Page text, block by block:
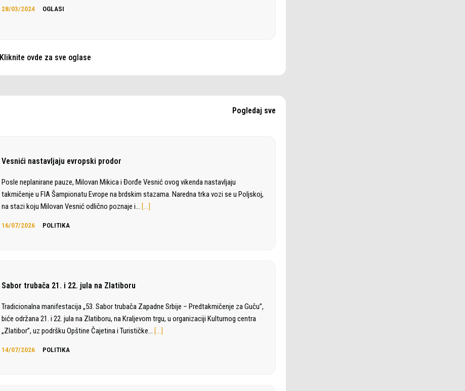
28/03/2024 OGLASI
Kliknite ovde za sve oglase
Pogledaj sve
Vesnići nastavljaju evropski prodor
Posle neplanirane pauze, Milovan Mikica i Đorđe Vesnić ovog vikenda nastavljaju
takmičenje u FIA Šampionatu Evrope na brdskim stazama. Naredna trka vozi se u Poljskoj,
na stazi koju Milovan Vesnić odlično poznaje i… […]
16/07/2026 POLITIKA
Sabor trubača 21. i 22. jula na Zlatiboru
Tradicionalna manifestacija „53. Sabor trubača Zapadne Srbije – Predtakmičenje za Guču”,
biće održana 21. i 22. jula na Zlatiboru, na Kraljevom trgu, u organizaciji Kulturnog centra
„Zlatibor”, uz podršku Opštine Čajetina i Turističke… […]
14/07/2026 POLITIKA